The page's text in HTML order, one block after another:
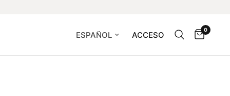
Actualizar país/regiónACCESO
0